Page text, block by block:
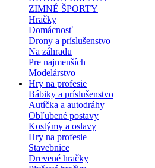
ZIMNÉ ŠPORTY
Hračky
Domácnosť
Drony a príslušenstvo
Na záhradu
Pre najmenších
Modelárstvo
Hry na profesie
Bábiky a príslušenstvo
Autíčka a autodráhy
Obľubené postavy
Kostýmy a oslavy
Hry na profesie
Stavebnice
Drevené hračky